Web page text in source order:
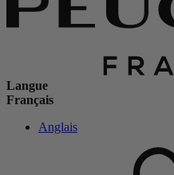
Langue
Français
Anglais